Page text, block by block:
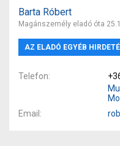
Barta Róbert
Magánszemély eladó óta
AZ ELADÓ EGYÉB
Telefon
Email